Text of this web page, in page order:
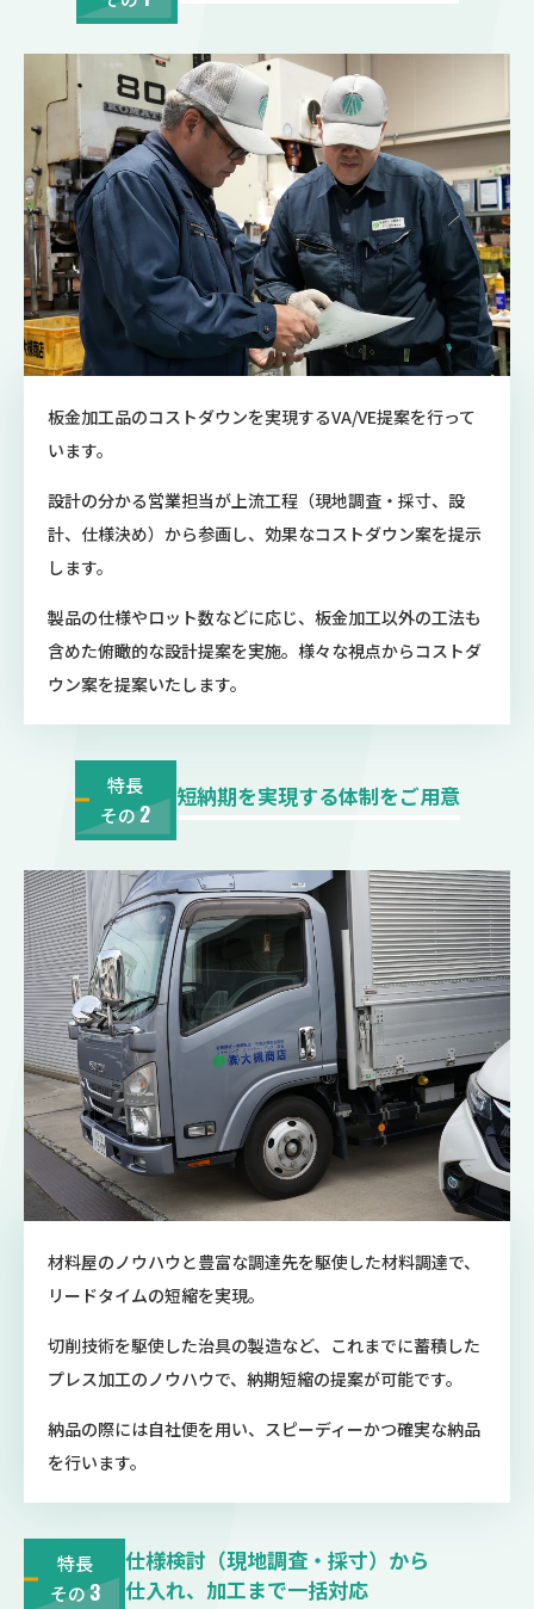
板金加工品のコストダウンを実現するVA/VE提案を行って
います。
設計の分かる営業担当が上流工程（現地調査・採寸、設
計、仕様決め）から参画し、効果なコストダウン案を提示
します。
製品の仕様やロット数などに応じ、板金加工以外の工法も
含めた俯瞰的な設計提案を実施。様々な視点からコストダ
ウン案を提案いたします。
特長
その2
短納期を実現する体制をご用意
材料屋のノウハウと豊富な調達先を駆使した材料調達で、
リードタイムの短縮を実現。
切削技術を駆使した治具の製造など、これまでに蓄積した
プレス加工のノウハウで、納期短縮の提案が可能です。
納品の際には自社便を用い、スピーディーかつ確実な納品
を行います。
特長
その3
仕様検討（現地調査・採寸）から
仕入れ、加工まで一括対応